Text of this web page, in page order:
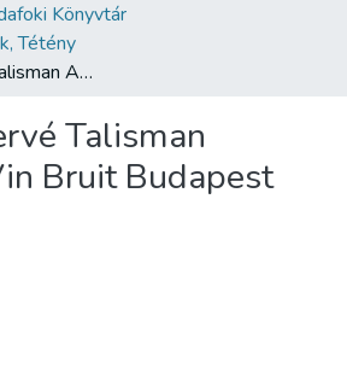
Könyvtár
Tétény
Törley Reservé Talisman Américan Vin Bruit Budapest Budafok
Talisman
Bruit Budapest